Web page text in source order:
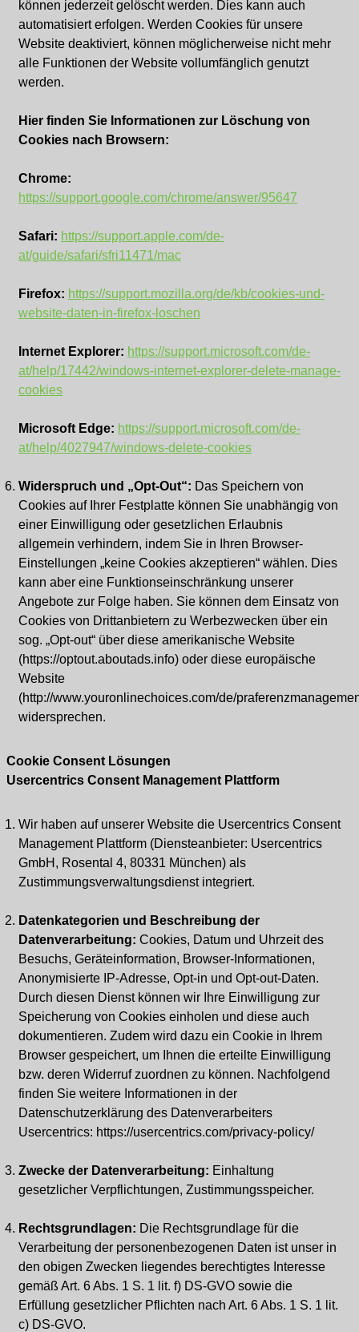
können jederzeit gelöscht werden. Dies kann auch
automatisiert erfolgen. Werden Cookies für unsere
Website deaktiviert, können möglicherweise nicht mehr
alle Funktionen der Website vollumfänglich genutzt
werden.
Hier finden Sie Informationen zur Löschung von
Cookies nach Browsern:
Chrome:
https://support.google.com/chrome/answer/95647
Safari: https://support.apple.com/de-
at/guide/safari/sfri11471/mac
Firefox: https://support.mozilla.org/de/kb/cookies-und-
website-daten-in-firefox-loschen
Internet Explorer: https://support.microsoft.com/de-
at/help/17442/windows-internet-explorer-delete-manage-
cookies
Microsoft Edge: https://support.microsoft.com/de-
at/help/4027947/windows-delete-cookies
Widerspruch und „Opt-Out“: Das Speichern von
Cookies auf Ihrer Festplatte können Sie unabhängig von
einer Einwilligung oder gesetzlichen Erlaubnis
allgemein verhindern, indem Sie in Ihren Browser-
Einstellungen „keine Cookies akzeptieren“ wählen. Dies
kann aber eine Funktionseinschränkung unserer
Angebote zur Folge haben. Sie können dem Einsatz von
Cookies von Drittanbietern zu Werbezwecken über ein
sog. „Opt-out“ über diese amerikanische Website
(https://optout.aboutads.info) oder diese europäische
Website
(http://www.youronlinechoices.com/de/
widersprechen.
Cookie Consent Lösungen
Usercentrics Consent Management Plattform
Wir haben auf unserer Website die Usercentrics Consent
Management Plattform (Diensteanbieter: Usercentrics
GmbH, Rosental 4, 80331 München) als
Zustimmungsverwaltungsdienst integriert.
Datenkategorien und Beschreibung der
Datenverarbeitung: Cookies, Datum und Uhrzeit des
Besuchs, Geräteinformation, Browser-Informationen,
Anonymisierte IP-Adresse, Opt-in und Opt-out-Daten.
Durch diesen Dienst können wir Ihre Einwilligung zur
Speicherung von Cookies einholen und diese auch
dokumentieren. Zudem wird dazu ein Cookie in Ihrem
Browser gespeichert, um Ihnen die erteilte Einwilligung
bzw. deren Widerruf zuordnen zu können. Nachfolgend
finden Sie weitere Informationen in der
Datenschutzerklärung des Datenverarbeiters
Usercentrics: https://usercentrics.com/privacy-policy/
Zwecke der Datenverarbeitung: Einhaltung
gesetzlicher Verpflichtungen, Zustimmungsspeicher.
Rechtsgrundlagen: Die Rechtsgrundlage für die
Verarbeitung der personenbezogenen Daten ist unser in
den obigen Zwecken liegendes berechtigtes Interesse
gemäß Art. 6 Abs. 1 S. 1 lit. f) DS-GVO sowie die
Erfüllung gesetzlicher Pflichten nach Art. 6 Abs. 1 S. 1 lit.
c) DS-GVO.